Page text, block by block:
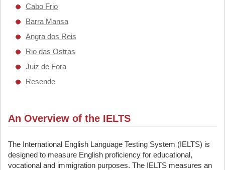
Cabo Frio
Barra Mansa
Angra dos Reis
Rio das Ostras
Juiz de Fora
Resende
An Overview of the IELTS
The International English Language Testing System (IELTS) is
designed to measure English proficiency for educational,
vocational and immigration purposes. The IELTS measures an